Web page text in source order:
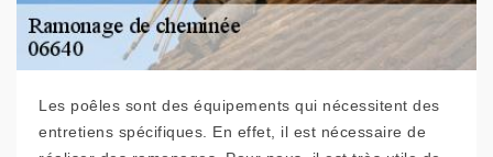
Les poêles sont des équipements qui nécessitent des
entretiens spécifiques. En effet, il est nécessaire de